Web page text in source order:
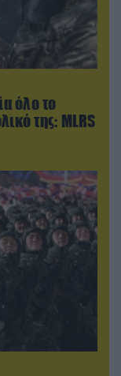
όλο το
της: MLRS